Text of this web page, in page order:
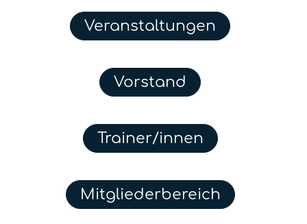
Veranstaltungen
Vorstand
Trainer/innen
Mitgliederbereich